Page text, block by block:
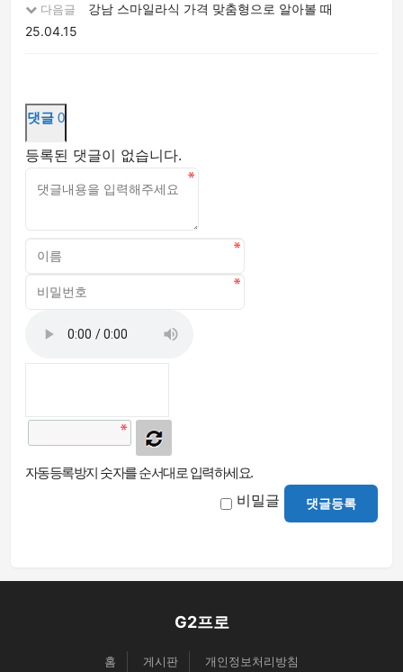
다음글
강남 스마일라식 가격 맞춤형으로 알아볼 때
25.04.15
댓글 0
등록된 댓글이 없습니다.
자동등록방지 숫자를 순서대로 입력하세요.
비밀글 댓글등록
G2프로
홈 게시판 개인정보처리방침